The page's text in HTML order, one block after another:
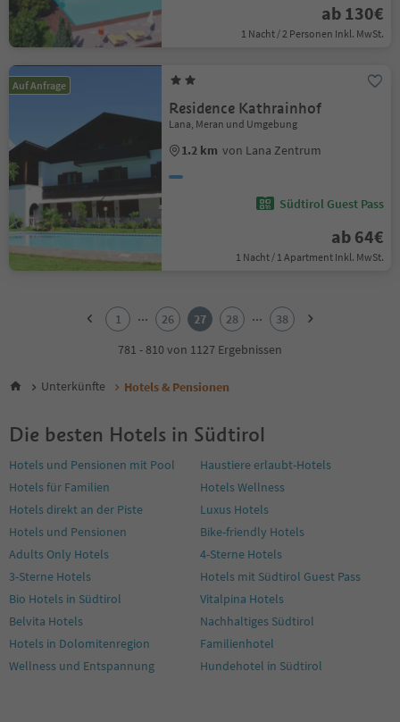
ab 130€
1 Nacht / 2 Personen Inkl. MwSt.
Auf Anfrage
Residence Kathrainhof
Lana, Meran und Umgebung
1.2 km von Lana Zentrum
Südtirol Guest Pass
ab 64€
1 Nacht / 1 Apartment Inkl. MwSt.
6
9
11
12
13
14
16
17
18
19
21
22
1 ... 26 27 28 ...
38
781 - 810 von 1127 Ergebnissen
Unterkünfte Hotels & Pensionen
Die besten Hotels in Südtirol
Hotels und Pensionen mit Pool
Haustiere erlaubt-Hotels
Hotels für Familien
Hotels Wellness
Hotels direkt an der Piste
Luxus Hotels
Hotels und Pensionen
Bike-friendly Hotels
Adults Only Hotels
4-Sterne Hotels
3-Sterne Hotels
Hotels mit Südtirol Guest Pass
Bio Hotels in Südtirol
Vitalpina Hotels
Belvita Hotels
Nachhaltiges Südtirol
Hotels in Dolomitenregion
Familienhotel
Wellness und Entspannung
Hundehotel in Südtirol